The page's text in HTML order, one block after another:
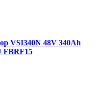
VSI340N 48V 340Ah
FBRF15